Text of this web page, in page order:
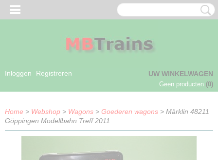
Inloggen Registreren UW WINKELWAGEN
Geen producten (0)
Home > Webshop > Wagons > Goederen wagons > Märklin 48211
Göppingen Modellbahn Treff 2011